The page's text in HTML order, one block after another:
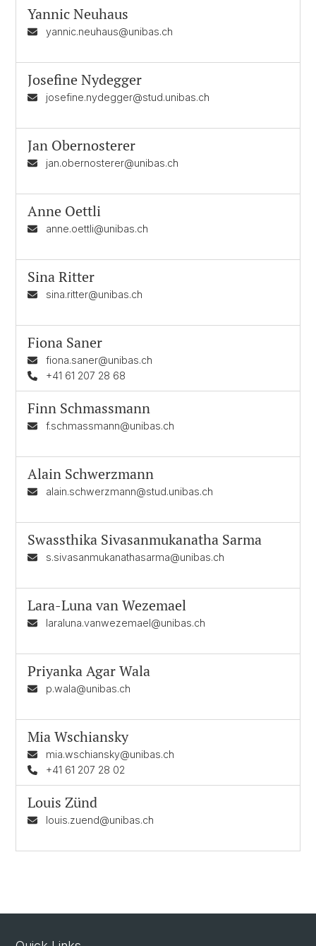
Yannic Neuhaus
yannic.neuhaus@unibas.ch
Josefine Nydegger
josefine.nydegger@stud.unibas.ch
Jan Obernosterer
jan.obernosterer@unibas.ch
Anne Oettli
anne.oettli@unibas.ch
Sina Ritter
sina.ritter@unibas.ch
Fiona Saner
fiona.saner@unibas.ch
+41 61 207 28 68
Finn Schmassmann
f.schmassmann@unibas.ch
Alain Schwerzmann
alain.schwerzmann@stud.unibas.ch
Swassthika Sivasanmukanatha Sarma
s.sivasanmukanathasarma@unibas.ch
Lara-Luna van Wezemael
laraluna.vanwezemael@unibas.ch
Priyanka Agar Wala
p.wala@unibas.ch
Mia Wschiansky
mia.wschiansky@unibas.ch
+41 61 207 28 02
Louis Zünd
louis.zuend@unibas.ch